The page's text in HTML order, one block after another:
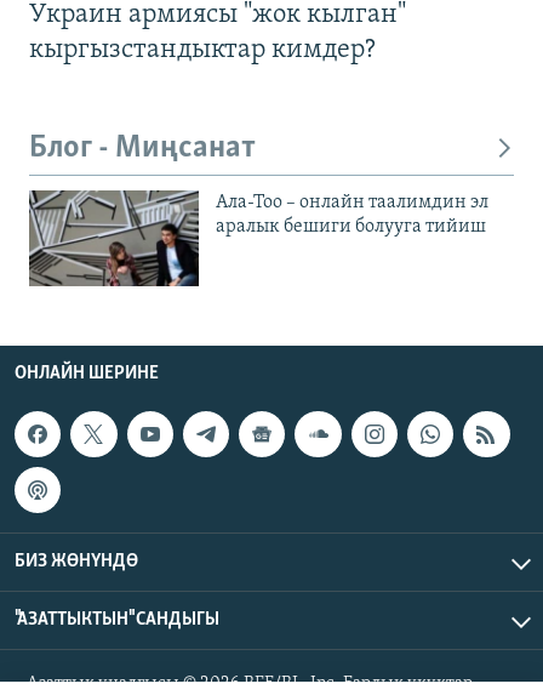
Украин армиясы "жок кылган"
кыргызстандыктар кимдер?
Блог - Миңсанат
Ала-Тоо – онлайн таалимдин эл
аралык бешиги болууга тийиш
ОНЛАЙН ШЕРИНЕ
БИЗ ЖӨНҮНДӨ
"АЗАТТЫКТЫН" САНДЫГЫ
Азаттык үналгысы © 2026 RFE/RL, Inc. Бардык укуктар